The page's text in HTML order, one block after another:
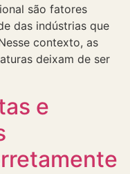
são fatores
das indústrias que
contexto, as
deixam de ser
e